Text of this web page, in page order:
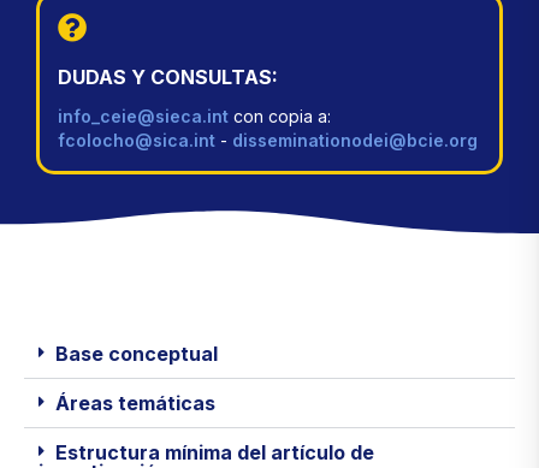
DUDAS Y CONSULTAS:
info_ceie@sieca.int con copia a:
fcolocho@sica.int - disseminationodei@bcie.org
Base conceptual
Áreas temáticas
Estructura mínima del artículo de